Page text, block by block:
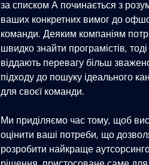
за списком А починається з
ваших конкретних вимог до
команди. Деяким компаніям
швидко знайти програмістів, тоді
віддають перевагу більш
підходу до пошуку ідеального
для своєї команди.
Ми приділяємо час тому, щоб
оцінити ваші потреби, що
розробити найкраще